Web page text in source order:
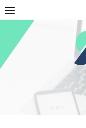
Skip
to
content